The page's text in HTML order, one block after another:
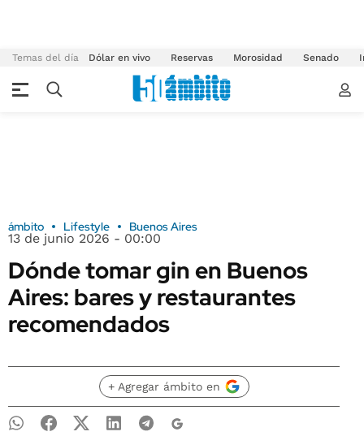
Temas del día Dólar en vivo Reservas Morosidad Senado
ámbito Lifestyle Buenos Aires
13 de junio 2026 - 00:00
Dónde tomar gin en Buenos
Aires: bares y restaurantes
recomendados
+ Agregar ámbito en